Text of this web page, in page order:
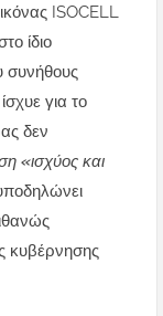
ISOCELL
ίδιο
συνήθους
για το
δεν
«ισχύος και
κυβέρνησης